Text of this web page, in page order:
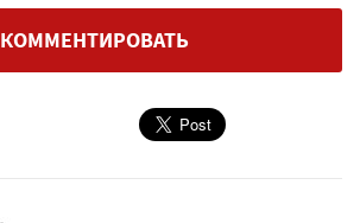
КОММЕНТИРОВАТЬ